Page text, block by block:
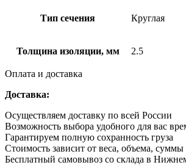
Тип сечения Круглая
Толщина изоляции, мм 2.5
Оплата и доставка
Доставка:
Осуществляем доставку по всей России
Возможность выбора удобного для вас
Гарантируем полную сохранность груза
Стоимость зависит от веса, объема,
Бесплатный самовывоз со склада в